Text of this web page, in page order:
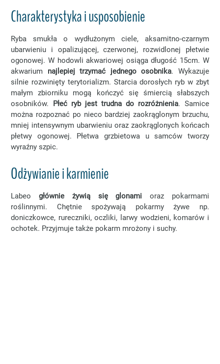
Charakterystyka i usposobienie
Ryba smukła o wydłużonym ciele, aksamitno-czarnym
ubarwieniu i opalizującej, czerwonej, rozwidlonej płetwie
ogonowej. W hodowli akwariowej osiąga długość 15cm. W
akwarium najlepiej trzymać jednego osobnika. Wykazuje
silnie rozwinięty terytorializm. Starcia dorosłych ryb w zbyt
małym zbiorniku mogą kończyć się śmiercią słabszych
osobników. Płeć ryb jest trudna do rozróżnienia. Samice
można rozpoznać po nieco bardziej zaokrąglonym brzuchu,
mniej intensywnym ubarwieniu oraz zaokrąglonych końcach
płetwy ogonowej. Płetwa grzbietowa u samców tworzy
wyraźny szpic.
Odżywianie i karmienie
Labeogłównie żywią się glonami oraz pokarmami
roślinnymi. Chętnie spożywają pokarmy żywe np.
doniczkowce, rureczniki, oczliki, larwy wodzieni, komarów i
ochotek. Przyjmuje także pokarm mrożony i suchy.